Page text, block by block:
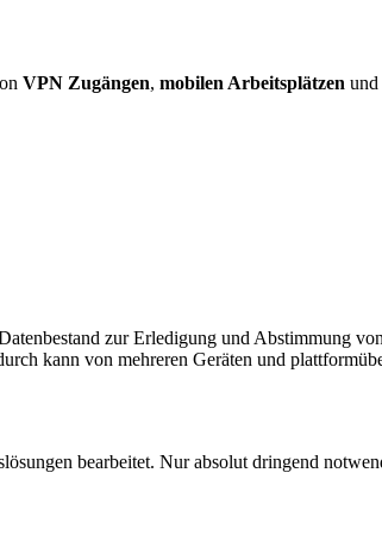
VPN Zugängen, mobilen Arbeitsplätzen und
zur Erledigung und Abstimmung
kann von mehreren Geräten und
bearbeitet. Nur absolut dringend